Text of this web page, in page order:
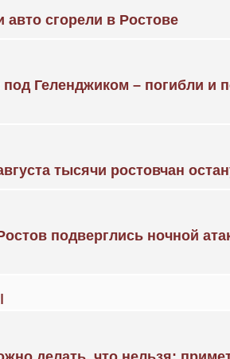
авто сгорели в Ростове
под Геленджиком – погибли и
тысячи ростовчан
подверглись ночной